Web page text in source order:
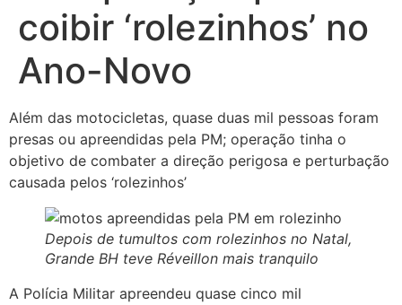
coibir ‘rolezinhos’ no
Ano-Novo
Além das motocicletas, quase duas mil pessoas foram
presas ou apreendidas pela PM; operação tinha o
objetivo de combater a direção perigosa e perturbação
causada pelos ‘rolezinhos’
Depois de tumultos com rolezinhos no Natal,
Grande BH teve Réveillon mais tranquilo
A Polícia Militar apreendeu quase cinco mil